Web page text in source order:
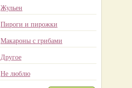
Жульен
Пироги и пирожки
Макароны с грибами
Другое
Не люблю